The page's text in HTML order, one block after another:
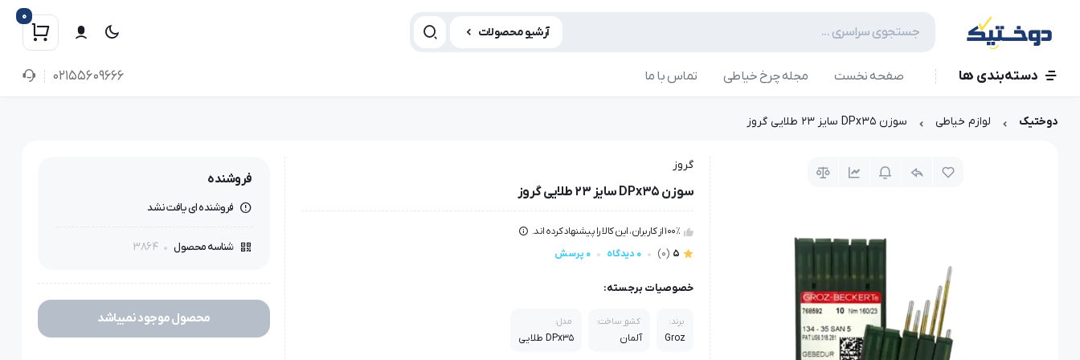
آرشیو محصولات
0
دسته‌بندی ها صفحه نخست مجله چرخ خیاطی تماس با ما 02155609666
دوختیک لوازم خیاطی سوزن DPx35 سایز 23 طلایی گروز
گروز
سوزن DPx35 سایز 23 طلایی گروز
100٪ از کاربران، این کالا را پیشنهاد کرده اند.
5
(0) 0 دیدگاه 0 پرسش
خصوصیات برجسته:
برند:
Groz
کشور ساخت:
آلمان
مدل:
DPx35 طلایی
فروشنده
فروشنده ای یافت نشد
شناسه محصول 3864
محصول موجود نمیباشد